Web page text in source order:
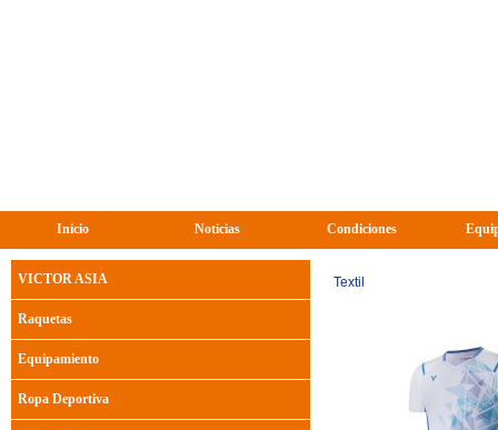
Inicio Noticias Condiciones
Textil
VICTOR ASIA
Raquetas
Equipamiento
Ropa Deportiva